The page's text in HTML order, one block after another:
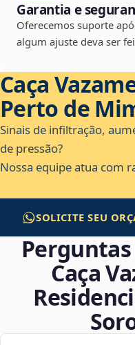
Garantia e
Oferecemos suporte
algum ajuste deva ser
Caça
Perto de
Sinais de infiltração,
de pressão?
Nossa equipe atua com
SOLICITE SEU
Caça